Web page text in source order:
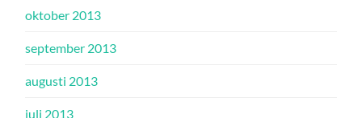
oktober 2013
september 2013
augusti 2013
juli 2013